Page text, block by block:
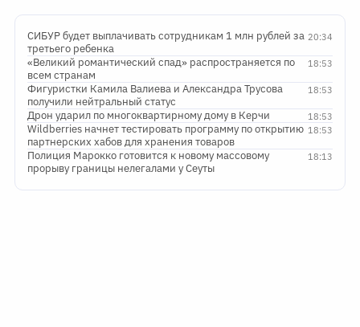
20:34
СИБУР будет выплачивать сотрудникам 1 млн рублей за
третьего ребенка
18:53
«Великий романтический спад» распространяется по
всем странам
18:53
Фигуристки Камила Валиева и Александра Трусова
получили нейтральный статус
18:53
Дрон ударил по многоквартирному дому в Керчи
18:53
Wildberries начнет тестировать программу по открытию
партнерских хабов для хранения товаров
18:13
Полиция Марокко готовится к новому массовому
прорыву границы нелегалами у Сеуты